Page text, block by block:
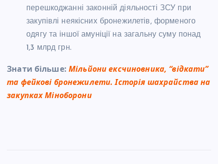
перешкоджанні законній діяльності ЗСУ при
закупівлі неякісних бронежилетів, форменого
одягу та іншої амуніції на загальну суму понад
1,3 млрд грн.
Знати більше:Мільйони ексчиновника, “відкати”
та фейкові бронежилети. Історія шахрайства на
закупках Міноборони